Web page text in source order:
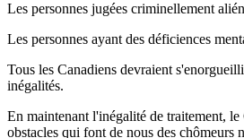
Les personnes jugées criminellement
Les personnes ayant des déficiences
Tous les Canadiens devraient
inégalités.
En maintenant l'inégalité de traitement,
obstacles qui font de nous des chômeurs